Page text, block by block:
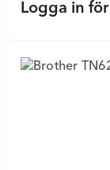
Logga in